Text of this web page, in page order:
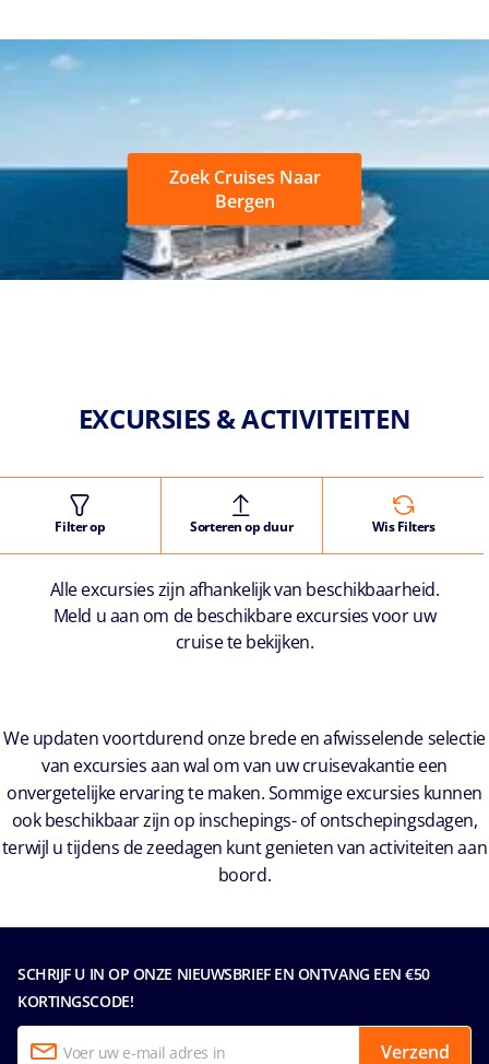
Zoek Cruises Naar
Bergen
EXCURSIES & ACTIVITEITEN
Filter op Sorteren op duur Wis Filters
Alle excursies zijn afhankelijk van beschikbaarheid.
Meld u aan om de beschikbare excursies voor uw
cruise te bekijken.
We updaten voortdurend onze brede en afwisselende selectie
van excursies aan wal om van uw cruisevakantie een
onvergetelijke ervaring te maken. Sommige excursies kunnen
ook beschikbaar zijn op inschepings- of ontschepingsdagen,
terwijl u tijdens de zeedagen kunt genieten van activiteiten aan
boord.
SCHRIJF U IN OP ONZE NIEUWSBRIEF EN ONTVANG EEN €50
KORTINGSCODE!
Verzend